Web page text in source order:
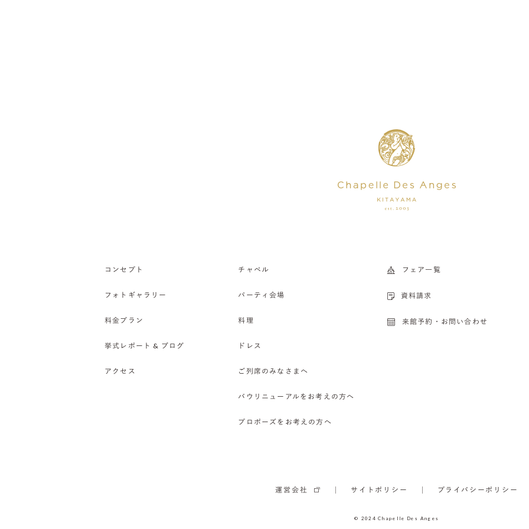
コンセプト
フォトギャラリー
料金プラン
挙式レポート & ブログ
アクセス
チャペル
パーティ会場
料理
ドレス
ご列席のみなさまへ
バウリニューアルをお考えの方へ
プロポーズをお考えの方へ
フェア一覧
資料請求
来館予約・お問い合わせ
運営会社 サイトポリシー プライバシーポリシー
© 2024 Chapelle Des Anges